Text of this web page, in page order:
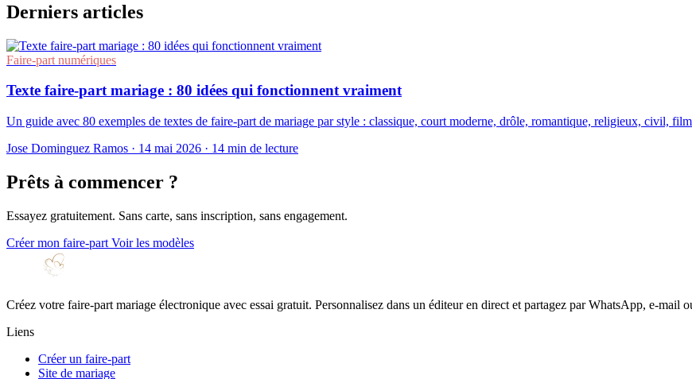
Derniers articles
Faire-part numériques
Texte faire-part mariage : 80 idées qui fonctionnent vraiment
Un guide avec 80 exemples de textes de faire-part de mariage par style : classique, court moderne, drôle, romantique, religieux, civil,
Jose Dominguez Ramos · 14 mai 2026 · 14 min de lecture
Prêts à commencer ?
Essayez gratuitement. Sans carte, sans inscription, sans engagement.
Créer mon faire-part Voir les modèles
Créez votre faire-part mariage électronique avec essai gratuit. Personnalisez dans un éditeur en direct et partagez par WhatsApp, e-mail
Liens
Créer un faire-part
Site de mariage